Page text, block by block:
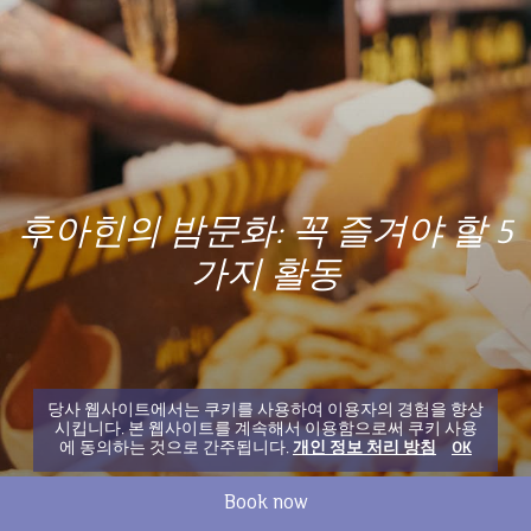
당사 웹사이트에서는 쿠키를 사용하여 이용자의 경험을 향상
시킵니다. 본 웹사이트를 계속해서 이용함으로써 쿠키 사용
에 동의하는 것으로 간주됩니다. 개인 정보 처리 방침 OK
후아힌의 밤문화: 꼭 즐겨야 할 5
가지 활동
Book now